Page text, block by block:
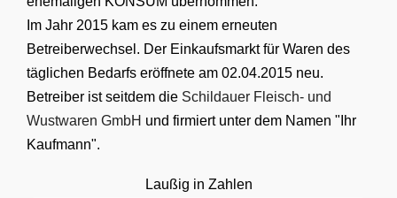
Im Jahr 2015 kam es zu einem erneuten
Betreiberwechsel. Der Einkaufsmarkt für Waren des
täglichen Bedarfs eröffnete am 02.04.2015 neu.
Betreiber ist seitdem die Schildauer Fleisch- und
Wustwaren GmbH und firmiert unter dem Namen "Ihr
Kaufmann".
Laußig in Zahlen